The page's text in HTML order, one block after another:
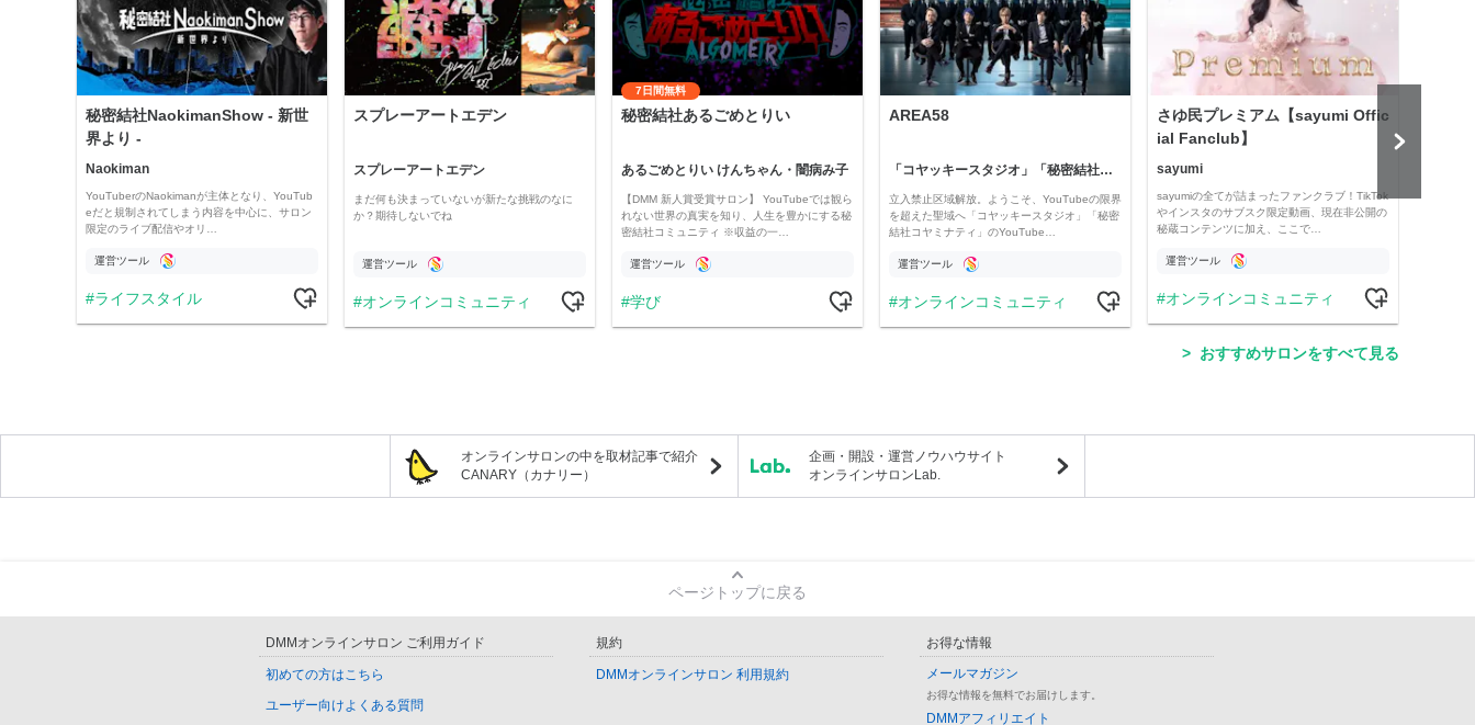
秘密結社NaokimanShow - 新世
界より -
Naokiman
YouTuberのNaokimanが主体となり、YouTub
eだと規制されてしまう内容を中心に、サロン
限定のライブ配信やオリ…
運営ツール
ライフスタイル
スプレーアートエデン
スプレーアートエデン
まだ何も決まっていないが新たな挑戦のなに
か？期待しないでね
運営ツール
オンラインコミュニティ
7日間無料
秘密結社あるごめとりい
あるごめとりい けんちゃん・闇病み子
【DMM 新人賞受賞サロン】 YouTubeでは観ら
れない世界の真実を知り、人生を豊かにする秘
密結社コミュニティ ※収益の一…
運営ツール
学び
AREA58
「コヤッキースタジオ」「秘密結社コヤミナティ」
立入禁止区域解放。ようこそ、YouTubeの限界
を超えた聖域へ「コヤッキースタジオ」「秘密
結社コヤミナティ」のYouTube…
運営ツール
オンラインコミュニティ
さゆ民プレミアム【sayumi Offic
ial Fanclub】
sayumi
sayumiの全てが詰まったファンクラブ！TikTok
やインスタのサブスク限定動画、現在非公開の
秘蔵コンテンツに加え、ここで…
運営ツール
オンラインコミュニティ
おすすめサロンをすべて見る
オンラインサロンの中を取材記事で紹介
CANARY（カナリー）
企画・開設・運営ノウハウサイト
オンラインサロンLab.
ページトップに戻る
DMMオンラインサロン ご利用ガイド
初めての方はこちら
ユーザー向けよくある質問
規約
DMMオンラインサロン 利用規約
お得な情報
メールマガジン
お得な情報を無料でお届けします。
DMMアフィリエイト